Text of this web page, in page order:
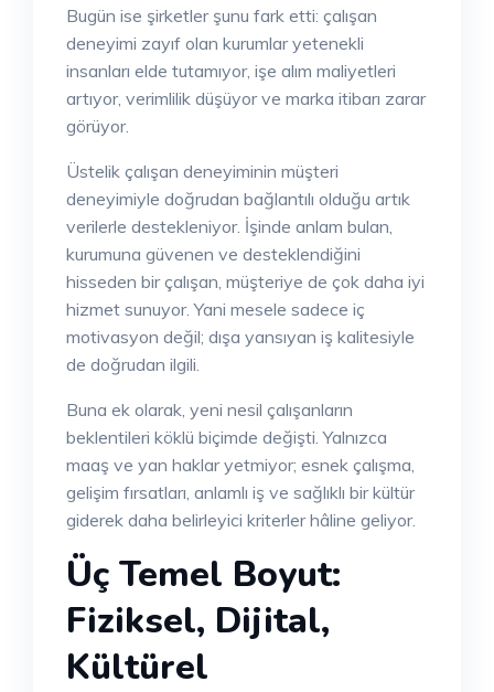
Bugün ise şirketler şunu fark etti: çalışan
deneyimi zayıf olan kurumlar yetenekli
insanları elde tutamıyor, işe alım maliyetleri
artıyor, verimlilik düşüyor ve marka itibarı zarar
görüyor.
Üstelik çalışan deneyiminin müşteri
deneyimiyle doğrudan bağlantılı olduğu artık
verilerle destekleniyor. İşinde anlam bulan,
kurumuna güvenen ve desteklendiğini
hisseden bir çalışan, müşteriye de çok daha iyi
hizmet sunuyor. Yani mesele sadece iç
motivasyon değil; dışa yansıyan iş kalitesiyle
de doğrudan ilgili.
Buna ek olarak, yeni nesil çalışanların
beklentileri köklü biçimde değişti. Yalnızca
maaş ve yan haklar yetmiyor; esnek çalışma,
gelişim fırsatları, anlamlı iş ve sağlıklı bir kültür
giderek daha belirleyici kriterler hâline geliyor.
Üç Temel Boyut:
Fiziksel, Dijital,
Kültürel